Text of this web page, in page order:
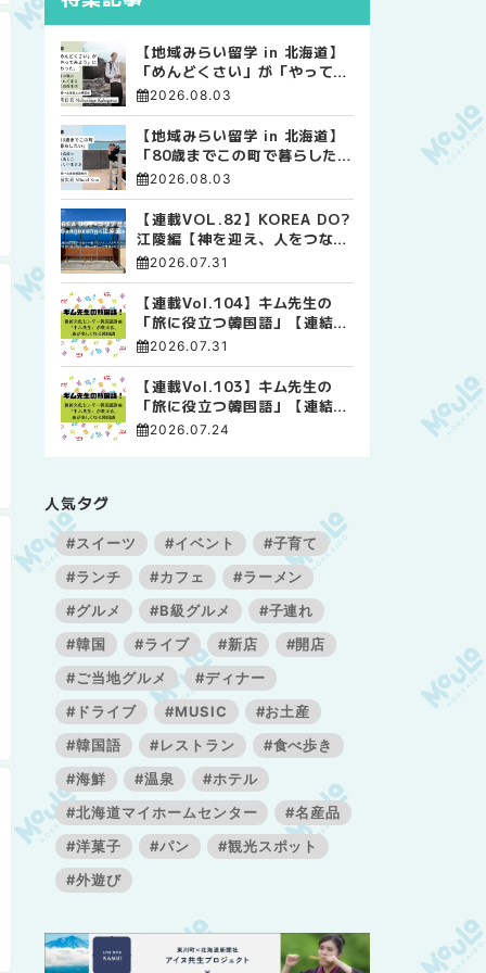
【地域みらい留学 in 北海道】
「めんどくさい」が「やってみ
よう」に変わった。 十勝の風
自由な高校生活
2026.08.03
【地域みらい留学 in 北海道】
「80歳までこの町で暮らした
い」 標津高校で踏み出した、
2026.08.03
【連載VOL.82】KOREA DO?
江陵編【神を迎え、人をつなぐ
時間 ― 江陵端午祭 】
2026.07.31
【連載Vol.104】キム先生の
「旅に役立つ韓国語」【連結語
尾について その4】
2026.07.31
【連載Vol.103】キム先生の
「旅に役立つ韓国語」【連結語
尾について その3】
2026.07.24
人気タグ
#スイーツ #イベント
#子育て
#ランチ
#カフェ
#ラーメン
#グルメ
#B級グルメ
#子連れ
#韓国
#ライブ #新店
#開店
#ご当地グルメ
#ディナー
#ドライブ
#MUSIC
#お土産
#韓国語
#レストラン
#食べ歩き
#海鮮
#温泉
#ホテル
#北海道マイホームセンター
#名産品
#洋菓子
#パン
#観光スポット
#外遊び